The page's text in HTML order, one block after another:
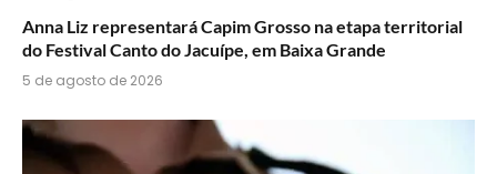
Anna Liz representará Capim Grosso na etapa territorial
do Festival Canto do Jacuípe, em Baixa Grande
5 de agosto de 2026